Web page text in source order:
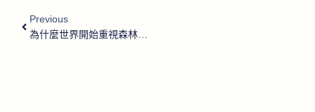
Previous
為什麼世界開始重視森林浴？從芬多精到情緒調節的科學真相